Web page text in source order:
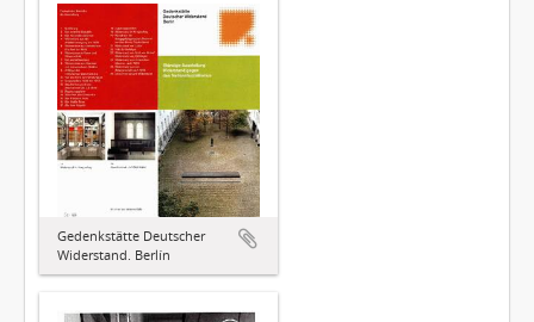
Gedenkstätte Deutscher
Widerstand. Berlín